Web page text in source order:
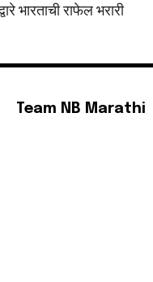
भारताची राफेल भरारी
Team NB Marathi